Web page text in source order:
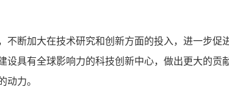
断加大在技术研究和创新方面的投入，进一步
具有全球影响力的科技创新中心，做出更大的
动力。